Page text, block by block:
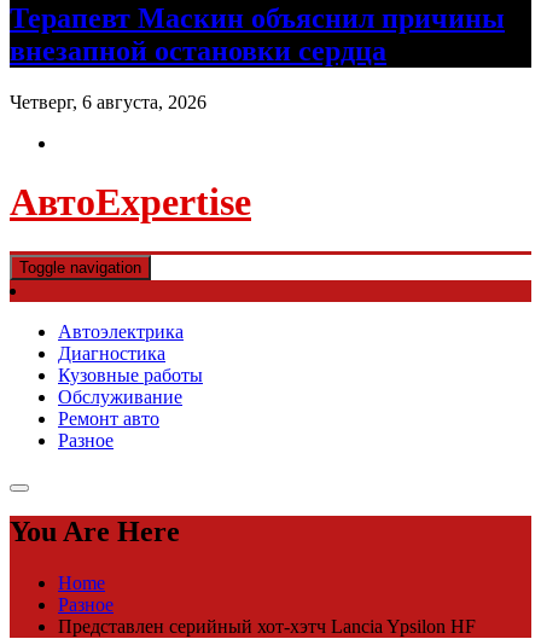
Терапевт Маскин объяснил причины
внезапной остановки сердца
Четверг, 6 августа, 2026
АвтоExpertise
Toggle navigation
Автоэлектрика
Диагностика
Кузовные работы
Обслуживание
Ремонт авто
Разное
You Are Here
Home
Разное
Представлен серийный хот-хэтч Lancia Ypsilon HF